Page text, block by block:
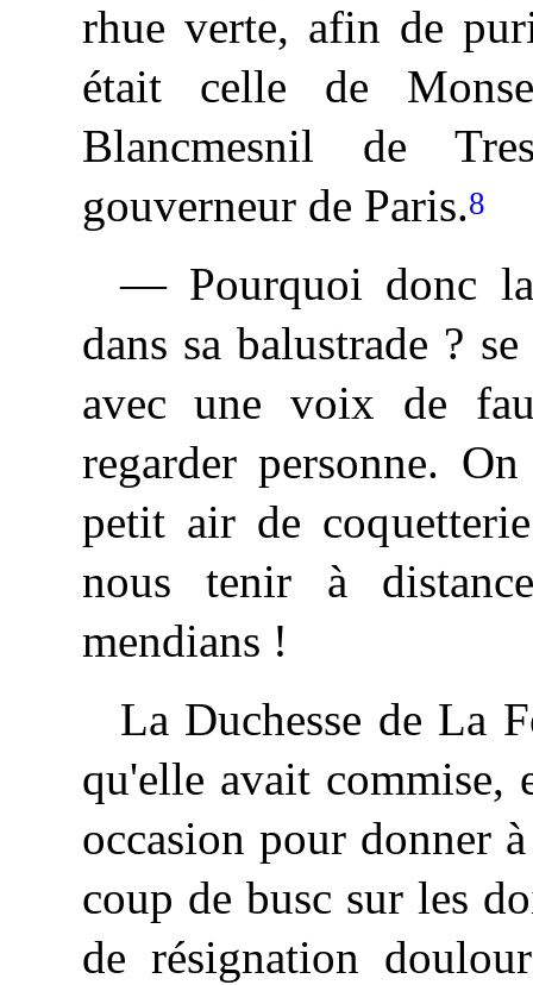
rhue verte, afin de
était celle de
Blancmesnil de
gouverneur de Paris.8
— Pourquoi donc la
dans sa balustrade ?
avec une voix de
regarder personne.
petit air de
nous tenir à
mendians !
La Duchesse de La
qu'elle avait commise,
occasion pour donner
coup de busc sur les
de résignation